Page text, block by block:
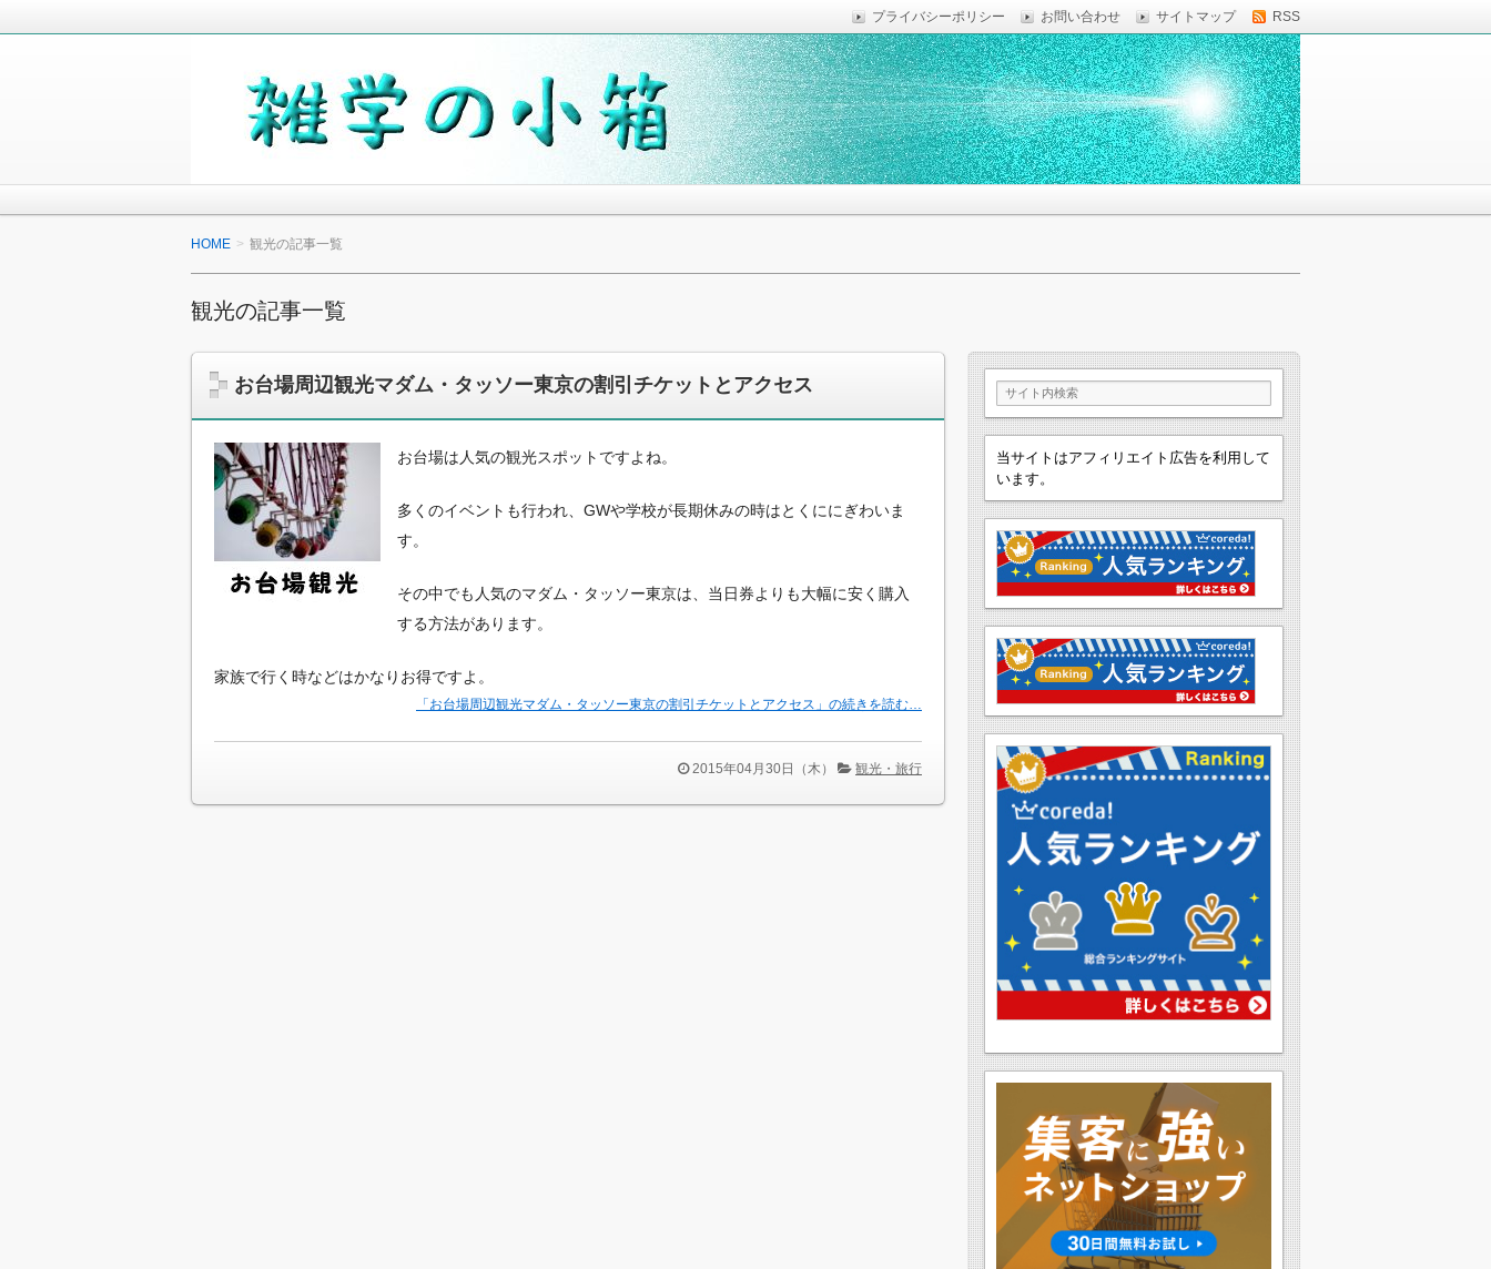
RSS
プライバシーポリシー お問い合わせ サイトマップ
雑学の小箱
毎日の生活の中で気になったことや知っていれば便利なことなどを気がついた時に綴っています。
少しでも役に立つことがあれば嬉しく思います。
HOME 観光の記事一覧
観光の記事一覧
お台場周辺観光マダム・タッソー東京の割引チケットとアクセス
お台場は人気の観光スポットですよね。
多くのイベントも行われ、GWや学校が長期休みの時はとくににぎわいま
す。
その中でも人気のマダム・タッソー東京は、当日券よりも大幅に安く購入
する方法があります。
家族で行く時などはかなりお得ですよ。
「お台場周辺観光マダム・タッソー東京の割引チケットとアクセス」の続きを読む…
2015年04月30日（木） 観光・旅行
当サイトはアフィリエイト広告を利用して
います。